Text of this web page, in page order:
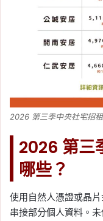
2026 第三季中央社宅招
2026 第三
哪些？
使用自然人憑證或晶
串接部分個人資料。